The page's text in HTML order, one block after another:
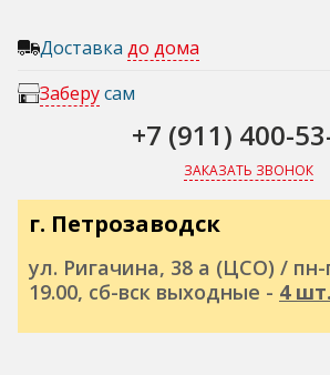
Доставка до дома
Заберусам
+7 (911) 400-
ЗАКАЗАТЬ ЗВОНОК
г. Петрозаводск
ул. Ригачина, 38 а (ЦСО) / пн-
19.00, сб-вск выходные - 4 шт.